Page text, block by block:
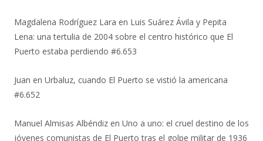
Magdalena Rodríguez Lara en Luis Suárez Ávila y Pepita
Lena: una tertulia de 2004 sobre el centro histórico que El
Puerto estaba perdiendo #6.653
Juan en Urbaluz, cuando El Puerto se vistió la americana
#6.652
Manuel Almisas Albéndiz en Uno a uno: el cruel destino de los
jóvenes comunistas de El Puerto tras el golpe militar de 1936